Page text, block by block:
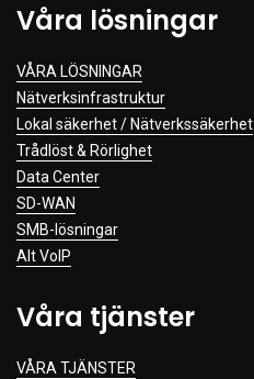
Våra lösningar
VÅRA LÖSNINGAR
Nätverksinfrastruktur
Lokal säkerhet / Nätverkssäkerhet
Trådlöst & Rörlighet
Data Center
SD-WAN
SMB-lösningar
Alt VoIP
Våra tjänster
VÅRA TJÄNSTER